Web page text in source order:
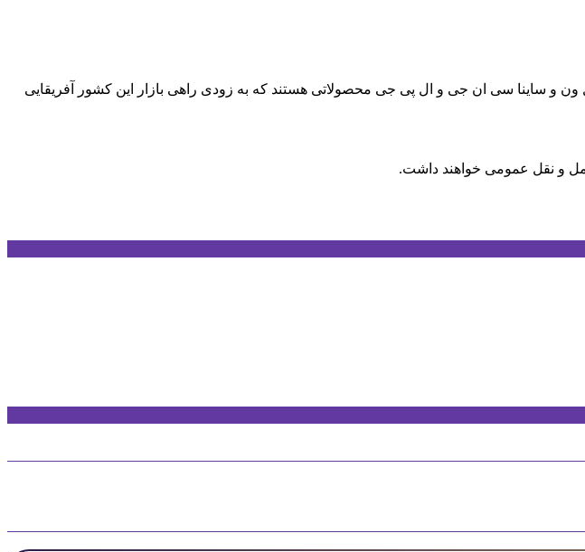
یک مدل ون و ساینا سی ان جی و ال پی جی محصولاتی هستند که به زودی راهی بازار این کشور آفریقایی
و نقل عمومی خواهند داشت.